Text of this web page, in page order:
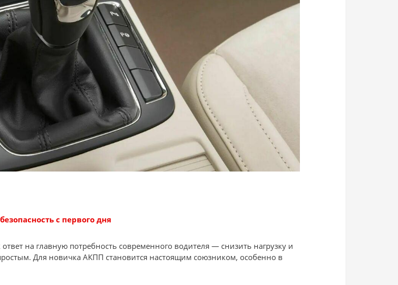
с первого дня
на главную потребность современного водителя — снизить нагрузку и
Для новичка АКПП становится настоящим союзником, особенно в